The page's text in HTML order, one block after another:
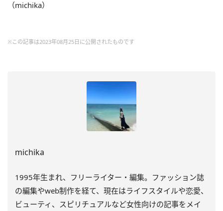
（michika）
※この記事は2023年08月25日に公開されたものです
michika
1995年生まれ、フリーライター・編集。 ファッション誌
の編集やweb制作を経て、 現在はライフスタイルや恋愛、
ビューティ、 スピリチュアルなど女性向けの記事をメイ